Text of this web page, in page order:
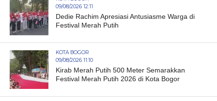
09/08/2026 12:11
Dedie Rachim Apresiasi Antusiasme Warga di
Festival Merah Putih
KOTA BOGOR
09/08/2026 11:10
Kirab Merah Putih 500 Meter Semarakkan
Festival Merah Putih 2026 di Kota Bogor